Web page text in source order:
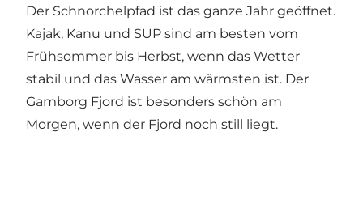
Der Schnorchelpfad ist das ganze Jahr geöffnet.
Kajak, Kanu und SUP sind am besten vom
Frühsommer bis Herbst, wenn das Wetter
stabil und das Wasser am wärmsten ist. Der
Gamborg Fjord ist besonders schön am
Morgen, wenn der Fjord noch still liegt.